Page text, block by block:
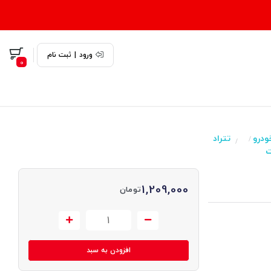
ورود | ثبت نام
0
/
/ تتراد
1,209,000تومان
افزودن به سبد